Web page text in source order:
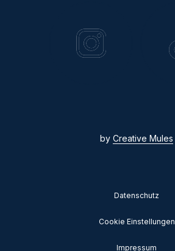
Datenschutz
Cookie Einstellungen
Impressum
by Creative Mules